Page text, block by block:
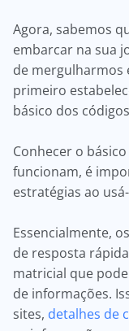
Agora, sabemos
embarcar na sua
de mergulharmos
primeiro
básico dos
Conhecer o
funcionam, é
estratégias ao
Essencialmente,
de resposta
matricial que
de informações.
sites, detalhes de